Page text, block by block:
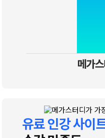
메가
유료 인강 사이